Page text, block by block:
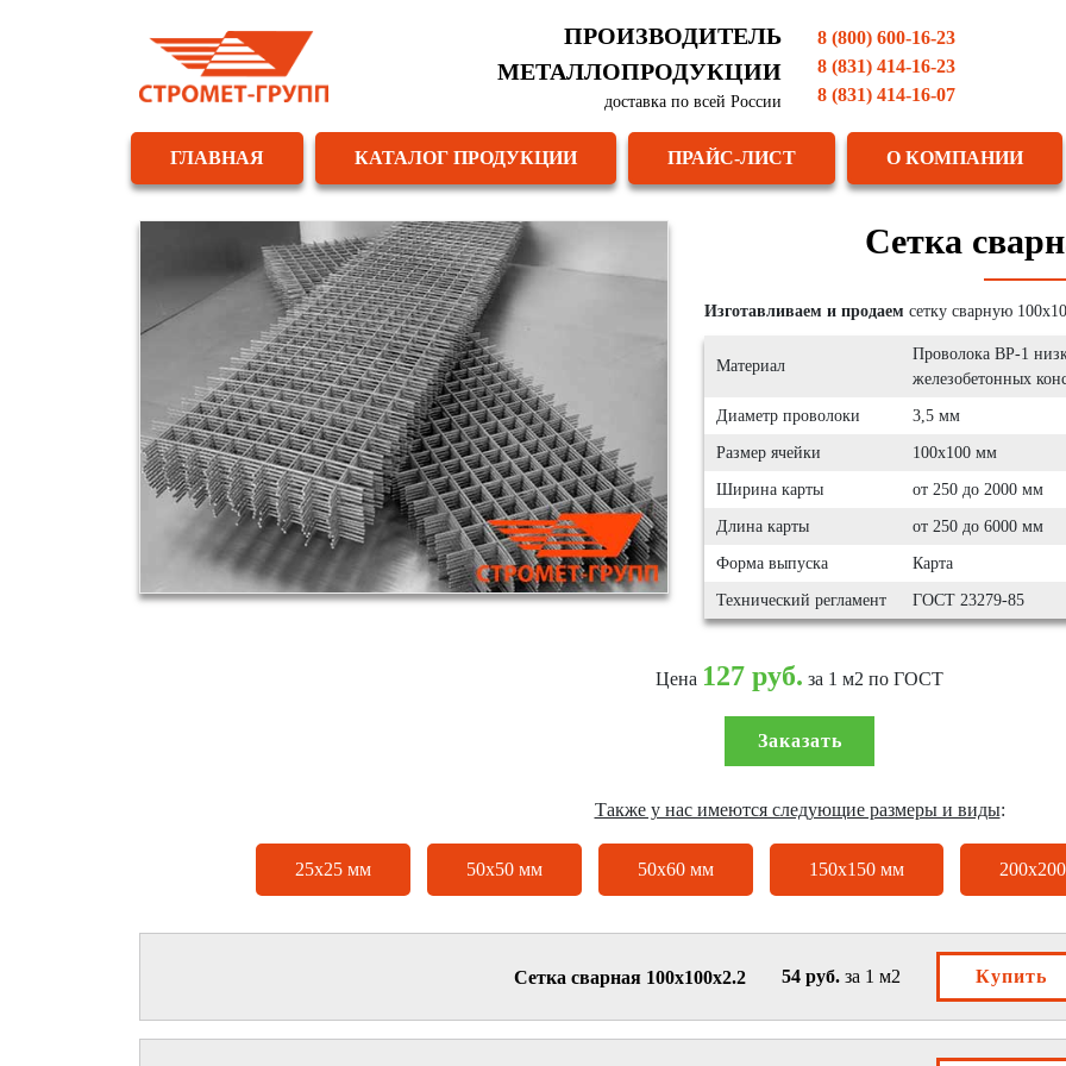
ПРОИЗВОДИТЕЛЬ
МЕТАЛЛОПРОДУКЦИИ
доставка по всей России
8 (800) 600-16-23
8 (831) 414-16-23
8 (831) 414-16-07
ГЛАВНАЯ КАТАЛОГ ПРОДУКЦИИ ПРАЙС-ЛИСТ О КОМПАНИИ
Сетка
Изготавливаем и продаем сетку сварную
Материал
Проволока ВР-1
железобетонных
Диаметр проволоки 3,5 мм
Размер ячейки 100х100 мм
Ширина карты от 250 до 2000 мм
Длина карты от 250 до 6000 мм
Форма выпуска Карта
Технический регламент ГОСТ 23279-85
Цена 127 руб. за 1 м2 по ГОСТ
Заказать
Также у нас имеются следующие размеры и виды:
25х25 мм 50х50 мм 50х60 мм 150х150 мм
Сетка сварная 100х100х2.2 54 руб.за 1 м2 Купить